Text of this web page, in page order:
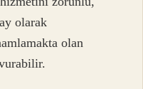
olarak
olan